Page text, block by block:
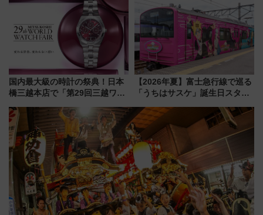
品グルメ登場で駅前の過ごし方
はどう変わる？
年祭にそうにゃん＆DB.スター
マンが登場
国内最大級の時計の祭典！日本
橋三越本店で「第29回三越ワー
【2026年8月5日～25日】
【2026年夏】富士急行線で巡る
「うちはサスケ」誕生日スタン
定グルメ＆グッズ徹底ガイド